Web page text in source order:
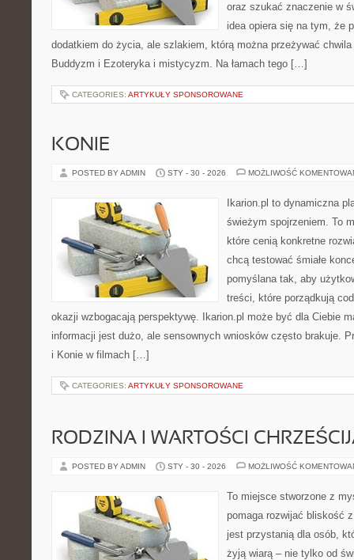
oraz szukać znaczenie w
idea opiera się na tym, że
dodatkiem do życia, ale szlakiem, którą można przeżywać
Buddyzm i Ezoteryka i mistycyzm. Na łamach tego […]
CATEGORIES: ARTYKUŁY SPONSOROWANE
KONIE
POSTED BY ADMIN STY - 30 - 2026 MOŻLIWOŚĆ
Ikarion.pl to dynamiczna
świeżym spojrzeniem. To
które cenią konkretne
chcą testować śmiałe
pomyślana tak, aby
treści, które porządkują
okazji wzbogacają perspektywę. Ikarion.pl może być dla Ciebie
informacji jest dużo, ale sensownych wniosków często brakuje.
i Konie w filmach […]
CATEGORIES: ARTYKUŁY SPONSOROWANE
RODZINA I WARTOŚCI
POSTED BY ADMIN STY - 30 - 2026 MOŻLIWOŚĆ
To miejsce stworzone z
pomaga rozwijać bliskość
jest przystanią dla osób,
żyją wiarą – nie tylko od